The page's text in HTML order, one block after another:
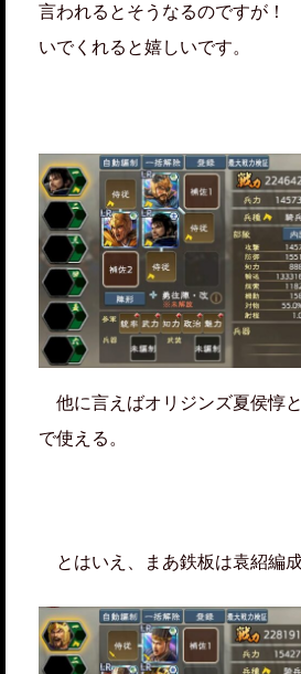
言われるとそうなるのですが！
いでくれると嬉しいです。
他に言えばオリジンズ夏侯惇
で使える。
とはいえ、まあ鉄板は袁紹編成